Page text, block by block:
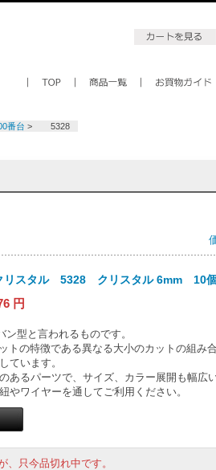
番台 > 5328
リスタル 5328 クリスタル 6mm 10個
円
型と言われるものです。
トの特徴である異なる大小のカットの組み合
ています。
あるパーツで、サイズ、カラー展開も幅広い
やワイヤーを通してご利用ください。
、只今品切れ中です。